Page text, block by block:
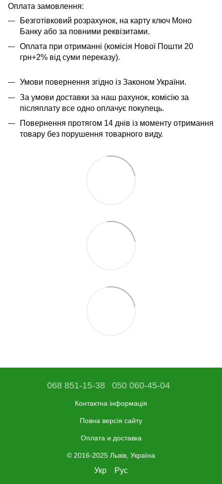
​​​​Оплата замовлення:
Безготівковий розрахунок, на карту ключ Моно
Банку або за повними реквізитами.
Оплата при отриманні (комісія Нової Пошти 20
грн+2% від суми переказу).
Умови повернення згідно із Законом України.
За умови доставки за наш рахунок, комісію за
післяплату все одно оплачує покупець.
Повернення протягом 14 днів із моменту отримання
товару без порушення товарного виду.
068 851-15-38 050 060-45-04
Контактна інформація
Повна версія сайту
Оплата и доставка
© 2016-2025 Львів, Україна
Укр Рус